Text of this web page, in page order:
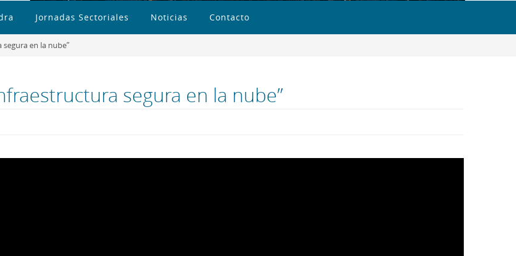
Jornadas Sectoriales Noticias Contacto
en la nube”
segura en la nube”